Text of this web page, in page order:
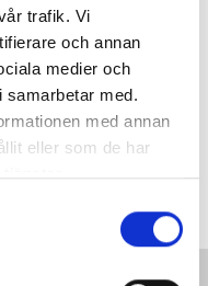
trafik. Vi
och annan
medier och
samarbetar med.
med annan
eller som de har